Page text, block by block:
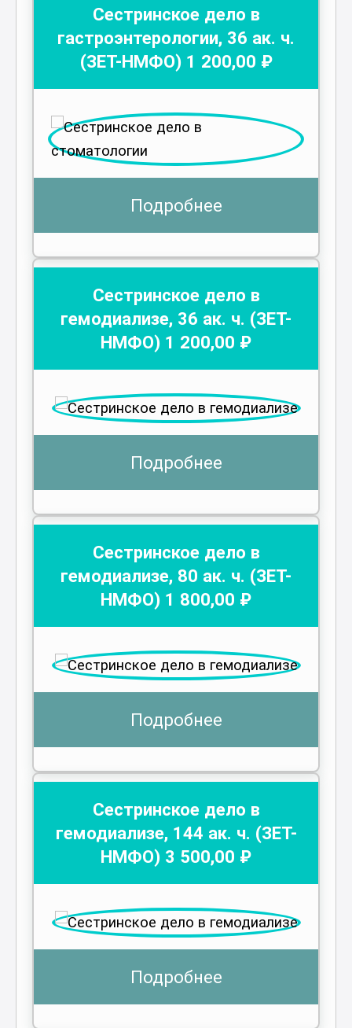
Сестринское дело в
гастроэнтерологии, 36 ак. ч.
(ЗЕТ-НМФО) 1 200,00 ₽
Подробнее
Сестринское дело в
гемодиализе, 36 ак. ч. (ЗЕТ-
НМФО) 1 200,00 ₽
Подробнее
Сестринское дело в
гемодиализе, 80 ак. ч. (ЗЕТ-
НМФО) 1 800,00 ₽
Подробнее
Сестринское дело в
гемодиализе, 144 ак. ч. (ЗЕТ-
НМФО) 3 500,00 ₽
Подробнее